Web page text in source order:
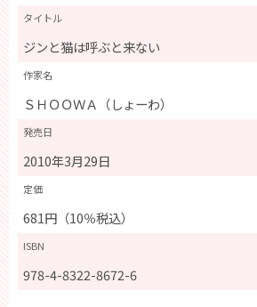
タイトル
ジンと猫は呼ぶと来ない
作家名
ＳＨＯＯＷＡ（しょーわ）
発売日
2010年3月29日
定価
681円（10％税込）
ISBN
978-4-8322-8672-6